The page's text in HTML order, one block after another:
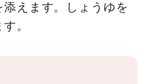
えます。しょうゆを
。